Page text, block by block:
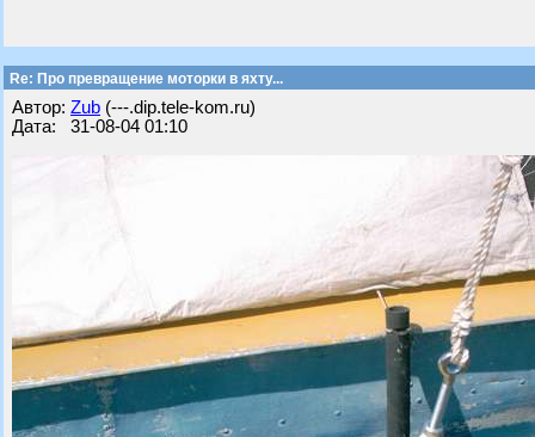
Re: Про превращение моторки в яхту...
Автор: Zub (---.dip.tele-kom.ru)
Дата: 31-08-04 01:10